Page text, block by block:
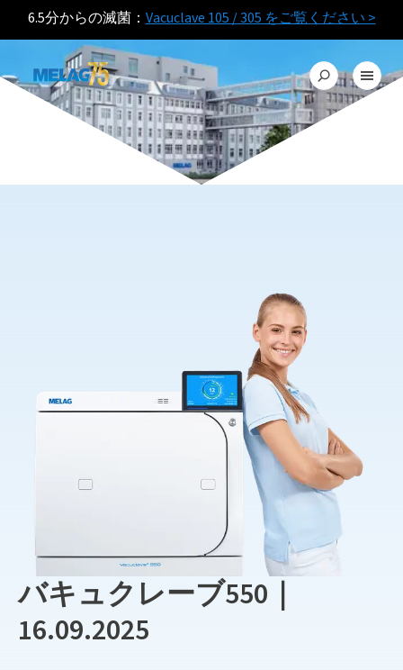
6.5分からの滅菌： Vacuclave 105 / 305 をご覧ください >
バキュクレーブ550｜
16.09.2025